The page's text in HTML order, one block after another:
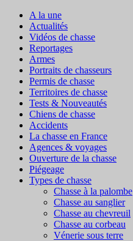
A la une
Actualités
Vidéos de chasse
Reportages
Armes
Portraits de chasseurs
Permis de chasse
Territoires de chasse
Tests & Nouveautés
Chiens de chasse
Accidents
La chasse en France
Agences & voyages
Ouverture de la chasse
Piégeage
Types de chasse
Chasse à la palombe
Chasse au sanglier
Chasse au chevreuil
Chasse au corbeau
Vénerie sous terre